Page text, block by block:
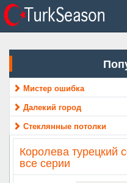
Мистер ошибка
Далекий город
Стеклянные потолки
Королева турецкий
все серии